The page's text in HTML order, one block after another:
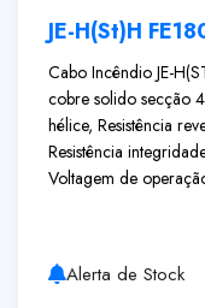
JE-H(St)H
Cabo Incêndio JE-
cobre solido secção
hélice, Resistência
Resistência
Voltagem de
Alerta de Stock